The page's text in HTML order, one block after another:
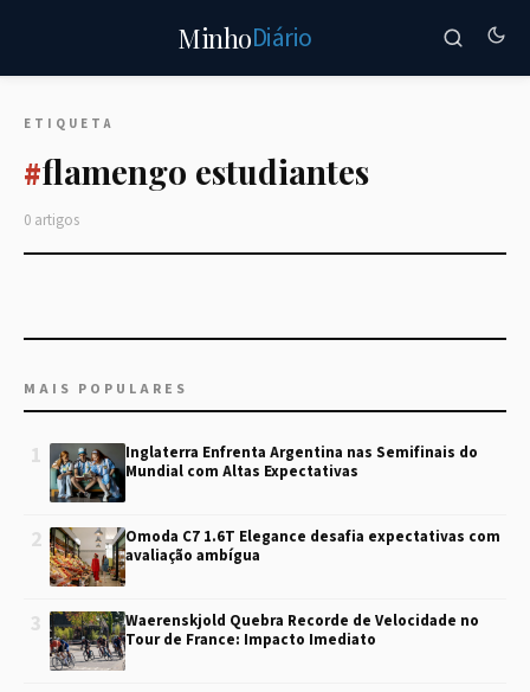
MinhoDiário
ETIQUETA
#flamengo estudiantes
0 artigos
MAIS POPULARES
1
Inglaterra Enfrenta Argentina nas Semifinais do
Mundial com Altas Expectativas
2
Omoda C7 1.6T Elegance desafia expectativas com
avaliação ambígua
3
Waerenskjold Quebra Recorde de Velocidade no
Tour de France: Impacto Imediato